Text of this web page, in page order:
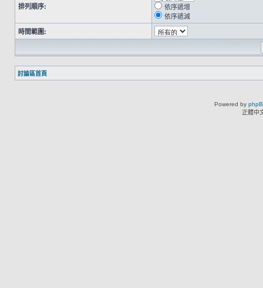
排列順序:
依序遞增
依序遞減
時間範圍:
討論區首頁
Powered by
正體中